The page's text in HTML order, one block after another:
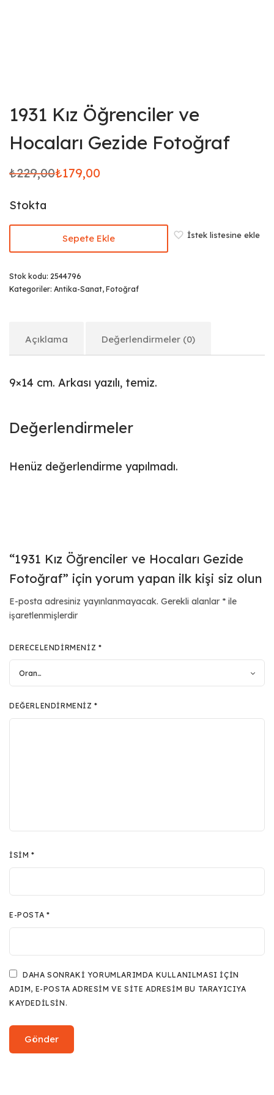
1931 Kız Öğrenciler ve
Hocaları Gezide Fotoğraf
₺229,00
Orijinal
₺229,00.
₺179,00
Şu
fiyat:
₺179,00.
Stokta
Sepete Ekle İstek listesine ekle
Stok kodu: 2544796
Kategoriler: Antika-Sanat, Fotoğraf
Açıklama Değerlendirmeler (0)
9×14 cm. Arkası yazılı, temiz.
Değerlendirmeler
Henüz değerlendirme yapılmadı.
“1931 Kız Öğrenciler ve Hocaları Gezide
Fotoğraf” için yorum yapan ilk kişi siz olun
E-posta adresiniz yayınlanmayacak. Gerekli alanlar * ile
işaretlenmişlerdir
DERECELENDIRMENIZ *
DEĞERLENDIRMENIZ*
İSIM*
E-POSTA *
DAHA SONRAKI YORUMLARIMDA KULLANILMASI IÇIN
ADIM, E-POSTA ADRESIM VE SITE ADRESIM BU TARAYICIYA
KAYDEDILSIN.